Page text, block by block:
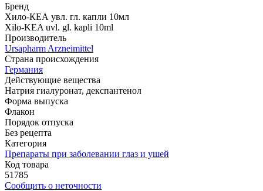
Бренд
Хило-КЕА увл. гл. капли 10мл
Xilo-KЕA uvl. gl. kapli 10ml
Производитель
Ursapharm Arzneimittel
Страна происхождения
Германия
Действующие вещества
Натрия гиалуронат, декспантенол
Форма выпуска
Флакон
Порядок отпуска
Без рецепта
Категория
Препараты при заболевании глаз и ушей
Код товара
51785
Сообщить о неточности